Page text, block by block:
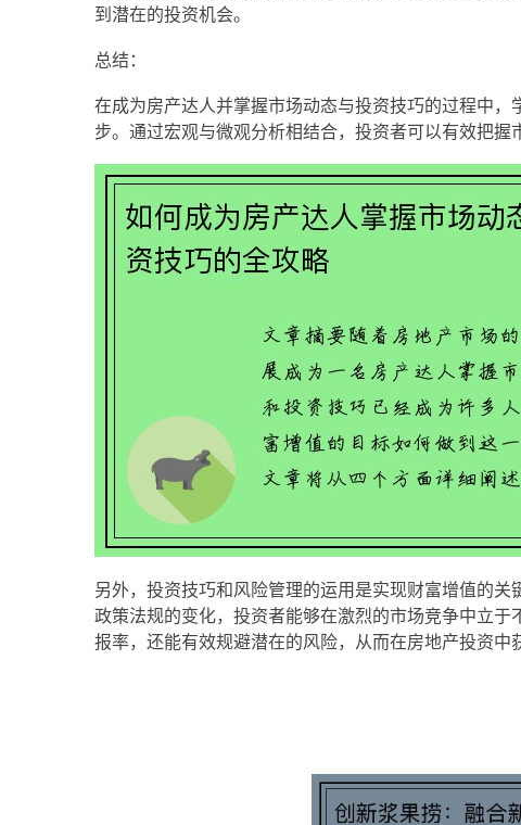
到潜在的投资机会。
总结：
在成为房产达人并掌握市场动态与投资技巧的过程中
步。通过宏观与微观分析相结合，投资者可以有效把握
另外，投资技巧和风险管理的运用是实现财富增值的
政策法规的变化，投资者能够在激烈的市场竞争中立
报率，还能有效规避潜在的风险，从而在房地产投资中